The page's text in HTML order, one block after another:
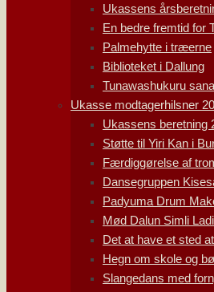
Ukassens
En bedre fremtid for
Palmehytte i træerne
Biblioteket i Dallung
Tunawashukuru sana
Ukasse modtagerhilsner
Ukassens beretning
Støtte til Yiri Kan i
Færdiggørelse af
Dansegruppen
Padyuma Drum
Mød Dalun Simli
Det at have et sted
Hegn om skole og
Slangedans med